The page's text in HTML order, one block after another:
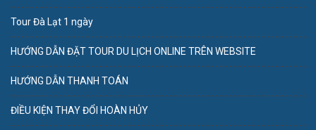
Tour Đà Lạt 1 ngày
HƯỚNG DẪN ĐẶT TOUR DU LỊCH ONLINE TRÊN WEBSITE
HƯỚNG DẪN THANH TOÁN
ĐIỀU KIỆN THAY ĐỔI HOÀN HỦY